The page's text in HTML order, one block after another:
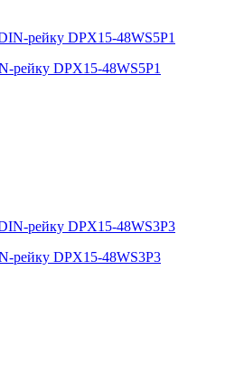
рейку DPX15-48WS5P1
рейку DPX15-48WS3P3